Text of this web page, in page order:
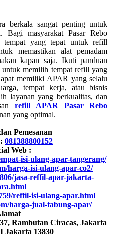
berkala sangat penting untuk
Bagi masyarakat Pasar Rebo
tempat yang tepat untuk refill
memastikan alat pemadam
kapan saja. Ikuti panduan
memilih tempat refill yang
memiliki APAR yang selalu
tempat kerja, atau bisnis
layanan yang berkualitas, dan
refill APAR Pasar Rebo
yang optimal.
Pemesanan
:081388800152
Web :
isi-ulang-apar-tangerang/
harga-isi-ulang-apar-co2/
jasa-reffil-apar-jakarta-
reffil-isi-ulang-apar.html
harga-jual-tabung-apar/
Rambutan Ciracas, Jakarta
Jakarta 13830